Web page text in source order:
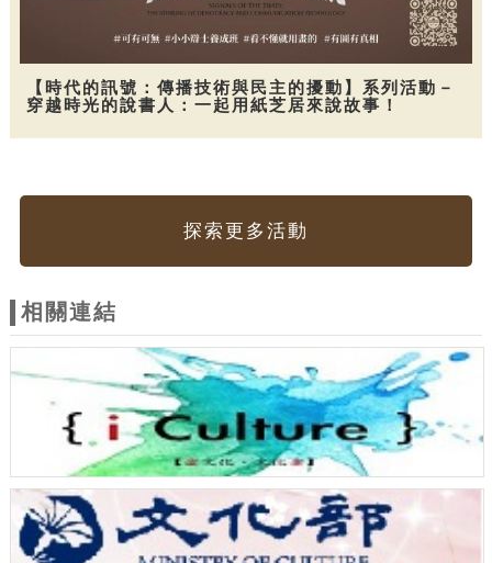
【時代的訊號：傳播技術與民主的擾動】系列活動－
穿越時光的說書人：一起用紙芝居來說故事！
探索更多活動
相關連結